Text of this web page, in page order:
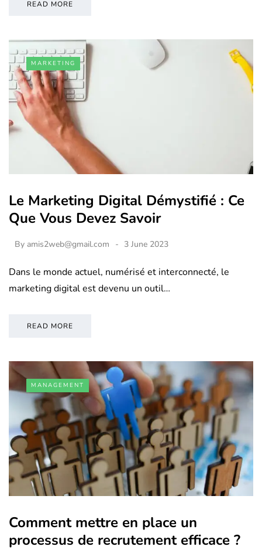
READ MORE
MARKETING
Le Marketing Digital Démystifié : Ce
Que Vous Devez Savoir
By amis2web@gmail.com 3 June 2023
Dans le monde actuel, numérisé et interconnecté, le
marketing digital est devenu un outil…
READ MORE
MANAGEMENT
Comment mettre en place un
processus de recrutement efficace ?